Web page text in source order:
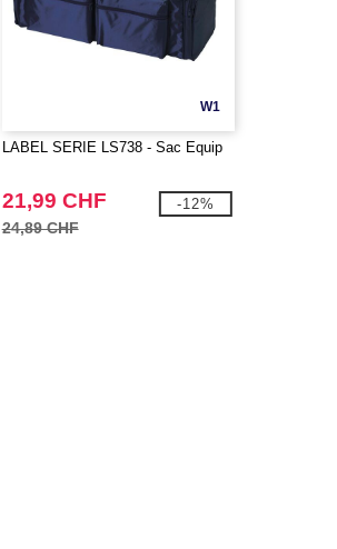
W1
LABEL SERIE LS738 - Sac Equip
21,99 CHF
24,89 CHF
-12%